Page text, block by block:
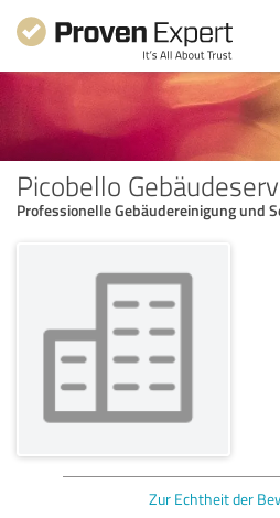
Picobello
Professionelle Gebäudereinigung und
Zur Echtheit der